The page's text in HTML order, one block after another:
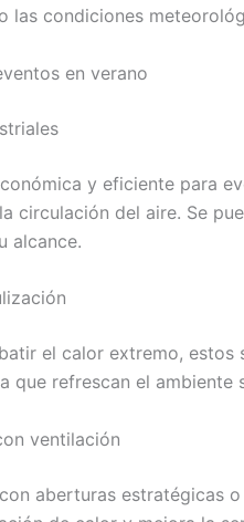
las condiciones
en verano
y eficiente para
circulación del aire. Se
alcance.
el calor extremo, estos
que refrescan el ambiente
ventilación
aberturas estratégicas